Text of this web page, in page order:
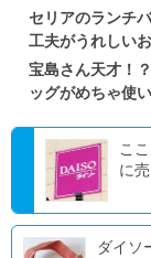
セリアのランチ
工夫がうれしい
宝島さん天才！
ッグがめちゃ使
こ
に
ダイソ